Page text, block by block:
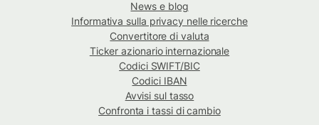
News e blog
Informativa sulla privacy nelle ricerche
Convertitore di valuta
Ticker azionario internazionale
Codici SWIFT/BIC
Codici IBAN
Avvisi sul tasso
Confronta i tassi di cambio